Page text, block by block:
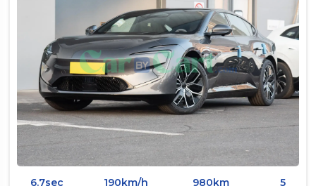
5
980km
190km/h
6.7sec